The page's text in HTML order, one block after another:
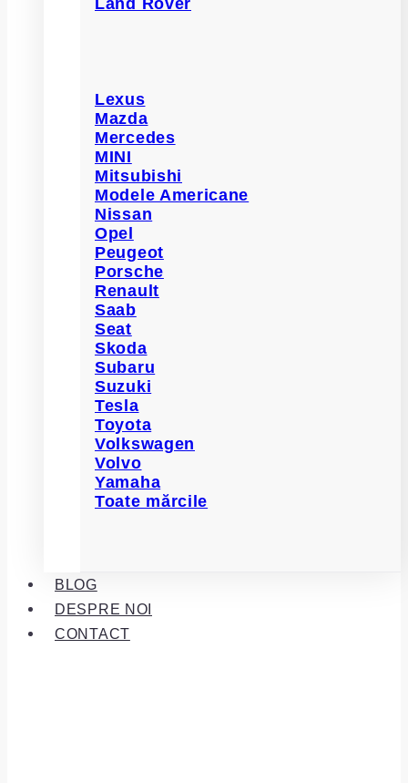
Land Rover
Lexus
Mazda
Mercedes
MINI
Mitsubishi
Modele Americane
Nissan
Opel
Peugeot
Porsche
Renault
Saab
Seat
Skoda
Subaru
Suzuki
Tesla
Toyota
Volkswagen
Volvo
Yamaha
Toate mărcile
BLOG
DESPRE NOI
CONTACT